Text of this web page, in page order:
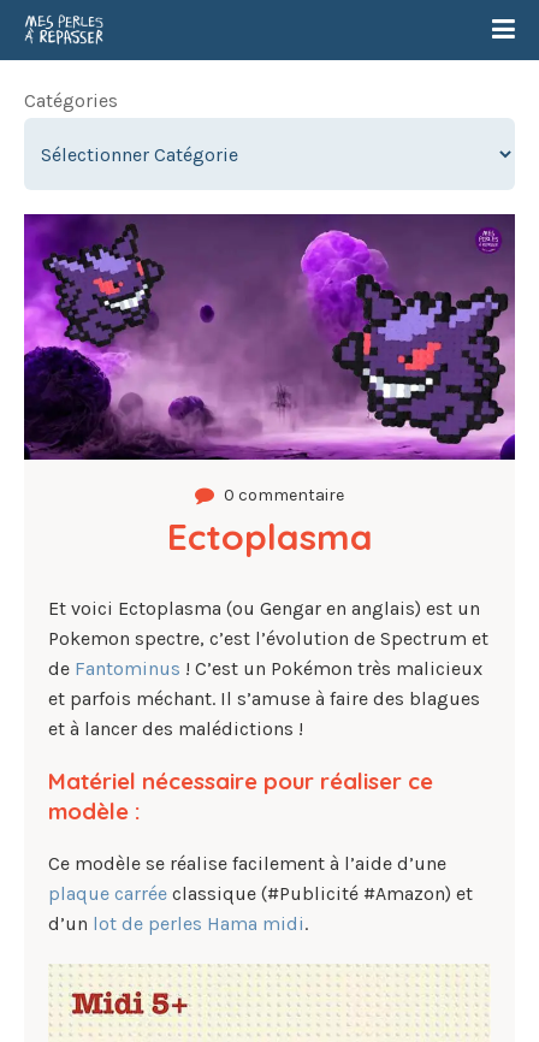
Catégories
0 commentaire
Ectoplasma
Et voici Ectoplasma (ou Gengar en anglais) est un
Pokemon spectre, c’est l’évolution de Spectrum et
de Fantominus ! C’est un Pokémon très malicieux
et parfois méchant. Il s’amuse à faire des blagues
et à lancer des malédictions !
Matériel nécessaire pour réaliser ce
modèle :
Ce modèle se réalise facilement à l’aide d’une
plaque carrée classique (#Publicité #Amazon) et
d’un lot de perles Hama midi.